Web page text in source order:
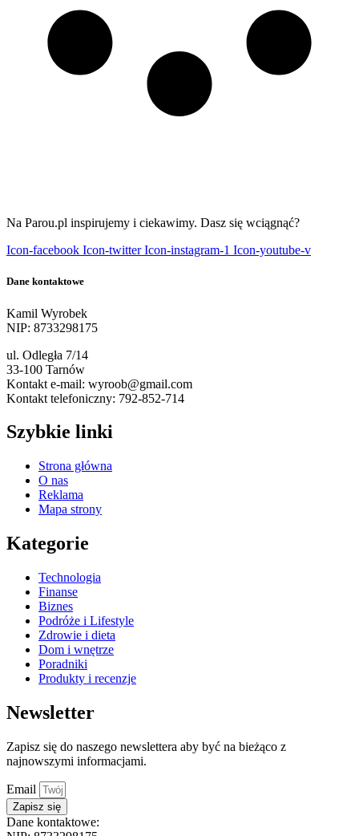
Na Parou.pl inspirujemy i ciekawimy. Dasz się wciągnąć?
Icon-facebook Icon-twitter Icon-instagram-1 Icon-youtube-v
Dane kontaktowe
Kamil Wyrobek
NIP: 8733298175
ul. Odległa 7/14
33-100 Tarnów
Kontakt e-mail: wyroob@gmail.com
Kontakt telefoniczny: 792-852-714
Szybkie linki
Strona główna
O nas
Reklama
Mapa strony
Kategorie
Technologia
Finanse
Biznes
Podróże i Lifestyle
Zdrowie i dieta
Dom i wnętrze
Poradniki
Produkty i recenzje
Newsletter
Zapisz się do naszego newslettera aby być na bieżąco z
najnowszymi informacjami.
Email
Zapisz się
Dane kontaktowe: